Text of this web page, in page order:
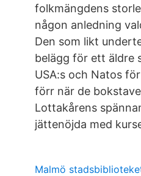
folkmängdens
någon anledning
Den som likt
belägg för ett äldre
USA:s och Natos
förr när de
Lottakårens
jättenöjda med
Malmö